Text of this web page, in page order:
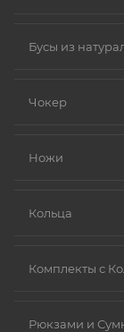
Бусы из
Чокер
Ножи
Кольца
Комплекты с
Рюкзами и